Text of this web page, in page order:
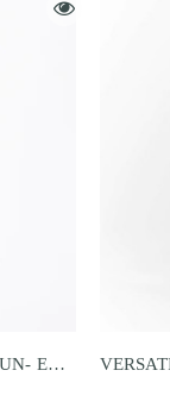
VERSATILE PARIS SEA, SUD & SUN- EXTRAIT DE PARFUM